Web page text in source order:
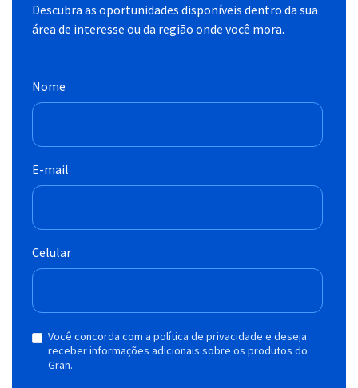
Descubra as oportunidades disponíveis dentro da sua
área de interesse ou da região onde você mora.
Nome
E-mail
Celular
Você concorda com a política de privacidade e deseja
receber informações adicionais sobre os produtos do
Gran.